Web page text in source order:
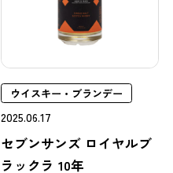
ウイスキー・ブランデー
2025.06.17
セブンサンズ ロイヤルブ
ラックラ 10年